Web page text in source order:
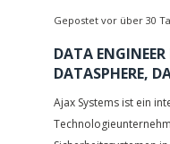
Gepostet vor über 30
DATA
DATASPHERE,
Ajax Systems ist ein